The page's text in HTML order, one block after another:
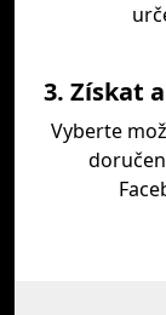
3. Získat
Vyberte